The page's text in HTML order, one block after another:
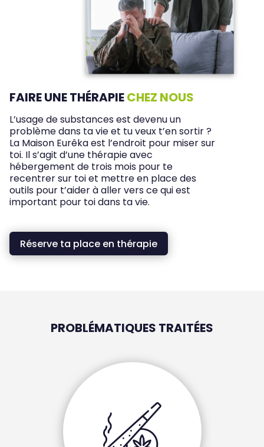
FAIRE UNE THÉRAPIECHEZ NOUS
L’usage de substances est devenu un
problème dans ta vie et tu veux t’en sortir ?
La Maison Eurêka est l’endroit pour miser sur
toi. Il s’agit d’une thérapie avec
hébergement de trois mois pour te
recentrer sur toi et mettre en place des
outils pour t’aider à aller vers ce qui est
important pour toi dans ta vie.
Réserve ta place en thérapie
PROBLÉMATIQUES TRAITÉES